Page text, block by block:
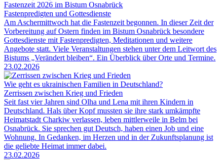
Fastenzeit 2026 im Bistum Osnabrück
Fastenpredigten und Gottesdienste
Am Aschermittwoch hat die Fastenzeit begonnen. In dieser Zeit der
Vorbereitung auf Ostern finden im Bistum Osnabrück besondere
Gottesdienste mit Fastenpredigten, Meditationen und weitere
Angebote statt. Viele Veranstaltungen stehen unter dem Leitwort des
Bistums „Verändert bleiben“. Ein Überblick über Orte und Termine.
23.02.2026
Wie geht es ukrainischen Familien in Deutschland?
Zerrissen zwischen Krieg und Frieden
Seit fast vier Jahren sind Olha und Lena mit ihren Kindern in
Deutschland. Hals über Kopf mussten sie ihre stark umkämpfte
Heimatstadt Charkiw verlassen, leben mittlerweile in Belm bei
Osnabrück. Sie sprechen gut Deutsch, haben einen Job und eine
Wohnung. In Gedanken, im Herzen und in der Zukunftsplanung ist
die geliebte Heimat immer dabei.
23.02.2026